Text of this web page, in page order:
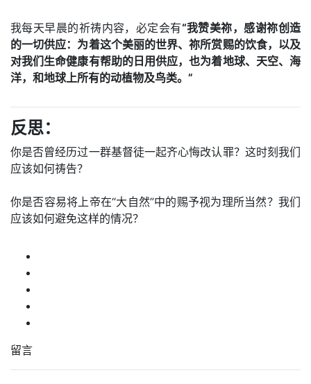
我每天早晨的祈祷内容，必定会有“我赞美祢，感谢祢创造
的一切供应：为着这个美丽的世界、祢所赏赐的饮食，以及
对我们生命健康有帮助的日用供应，也为着地球、天空、海
洋，和地球上所有的动植物及鸟类。”
反思：
你是否曾经历过一群基督徒一起齐心悔改认罪？这时刻我们
应该如何祷告？
你是否容易将上帝在“大自然”中的赐予视为理所当然？我们
应该如何避免这样的情况？
留言